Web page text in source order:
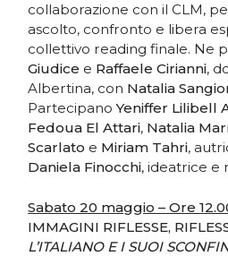
collaborazione con il CLM,
ascolto, confronto e libera
collettivo reading finale. Ne
Giudice e Raffaele Cirianni,
Albertina, con Natalia
PartecipanoYeniffer Lilibell
Fedoua El Attari, Natalia
Scarlato e Miriam Tahri,
Daniela Finocchi, ideatrice e
Sabato 20 maggio – Ore
IMMAGINI RIFLESSE,
L’ITALIANO E I SUOI